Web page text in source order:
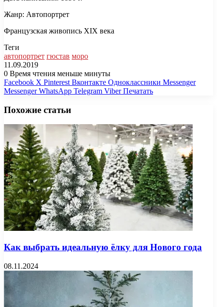
Жанр: Автопортрет
Французская живопись XIX века
Теги
автопортрет гюстав моро
11.09.2019
0 Время чтения меньше минуты
Facebook X Pinterest Вконтакте Одноклассники Messenger
Messenger WhatsApp Telegram Viber Печатать
Похожие статьи
Как выбрать идеальную ёлку для Нового года
08.11.2024